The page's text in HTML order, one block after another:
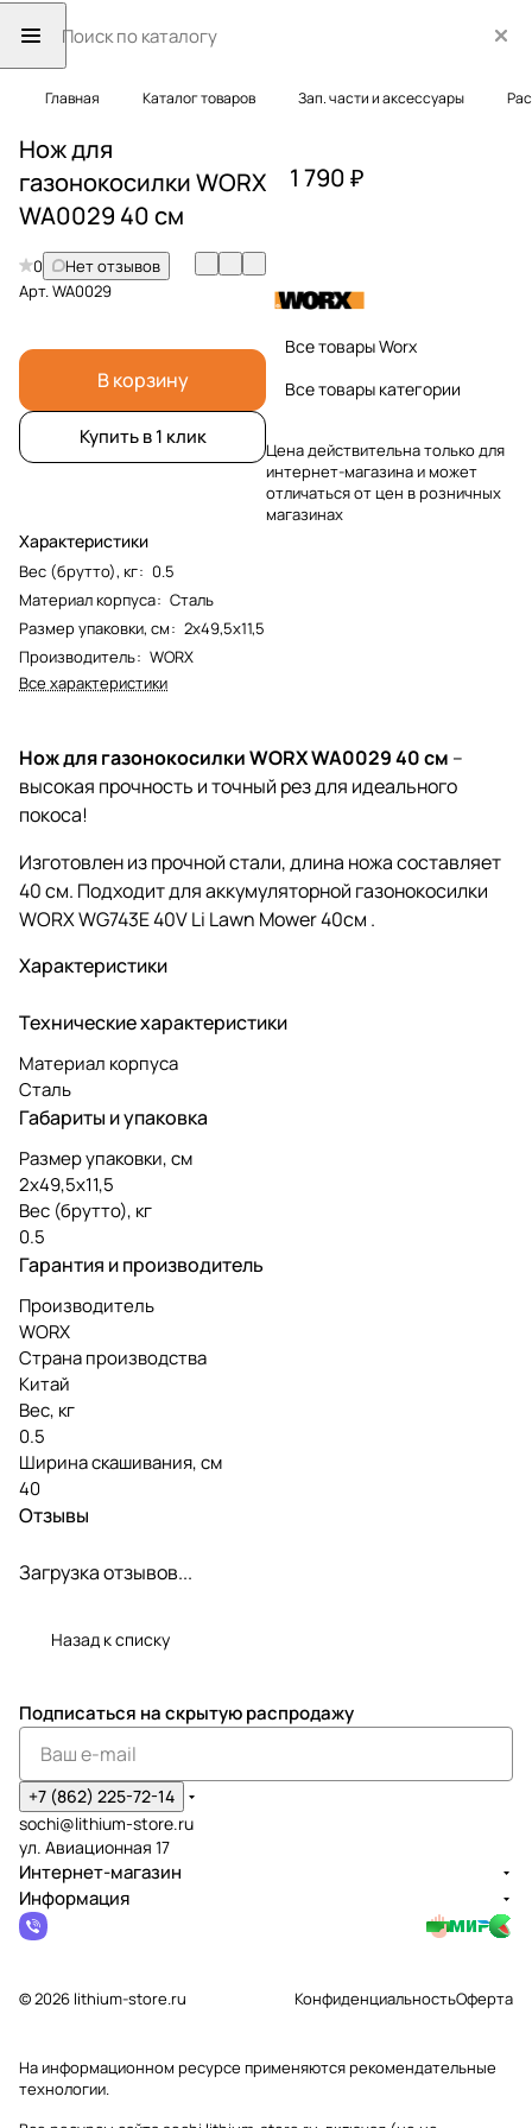
Главная Каталог товаров Зап. части и аксессуары
Нож для
газонокосилки WORX
WA0029 40 см
0
Нет отзывов
Арт.WA0029
В корзину
Купить в 1 клик
Характеристики
Вес (брутто), кг: 0.5
Материал корпуса: Сталь
Размер упаковки, см: 2х49,5х11,5
Производитель: WORX
Все характеристики
1 790 ₽
Все товары Worx
Все товары категории
Цена действительна только для
интернет-магазина и может
отличаться от цен в розничных
магазинах
Нож для газонокосилки WORX WA0029 40 см –
высокая прочность и точный рез для идеального
покоса!
Изготовлен из прочной стали, длина ножа составляет
40 см. Подходит для аккумуляторной газонокосилки
WORX WG743E 40V Li Lawn Mower 40см .
Характеристики
Технические характеристики
Материал корпуса
Сталь
Габариты и упаковка
Размер упаковки, см
2х49,5х11,5
Вес (брутто), кг
0.5
Гарантия и производитель
Производитель
WORX
Страна производства
Китай
Вес, кг
0.5
Ширина скашивания, см
40
Отзывы
Загрузка отзывов...
Назад к списку
Подписаться на скрытую распродажу
+7 (862) 225-72-14
sochi@lithium-store.ru
ул. Авиационная 17
Интернет-магазин
Информация
© 2026 lithium-store.ru КонфиденциальностьОферта
На информационном ресурсе применяютсярекомендательные
технологии.